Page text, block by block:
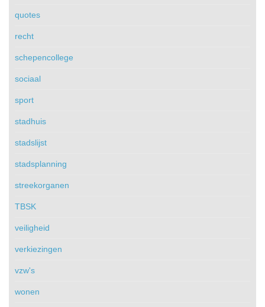
quotes
recht
schepencollege
sociaal
sport
stadhuis
stadslijst
stadsplanning
streekorganen
TBSK
veiligheid
verkiezingen
vzw's
wonen